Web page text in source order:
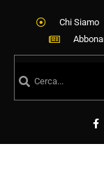
Chi Siamo